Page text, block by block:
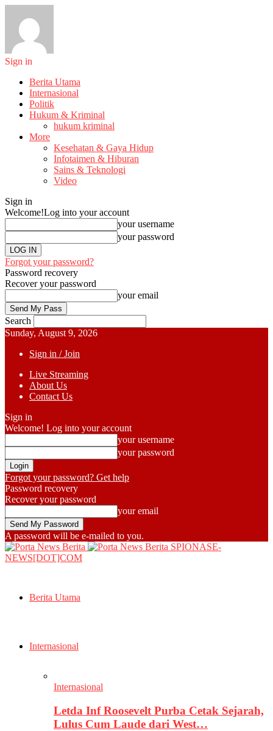
Sign in
Berita Utama
Internasional
Politik
Hukum & Kriminal
hukum kriminal
More
Kesehatan & Gaya Hidup
Infotaimen & Hiburan
Sains & Teknologi
Video
Sign in
Welcome!Log into your account
your username
your password
Forgot your password?
Password recovery
Recover your password
your email
Search
Sunday, August 9, 2026
Sign in / Join
Live Streaming
About Us
Contact Us
Sign in
Welcome! Log into your account
your username
your password
Forgot your password? Get help
Password recovery
Recover your password
your email
A password will be e-mailed to you.
SPIONASE-
NEWS[DOT]COM
Berita Utama
Internasional
Internasional
Letda Inf Roosevelt Purba Cetak Sejarah,
Lulus Cum Laude dari West…